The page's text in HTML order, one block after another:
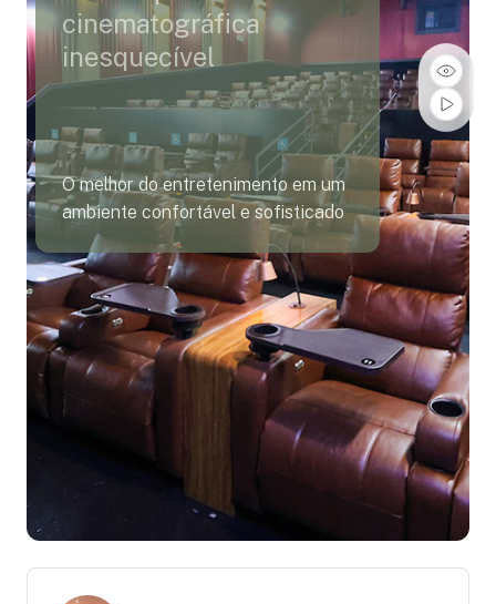
cinematográfica
inesquecível
O melhor do entretenimento em um
ambiente confortável e sofisticado